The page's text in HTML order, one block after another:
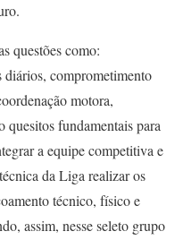
questões como:
diários, comprometimento
motora,
quesitos fundamentais para
a equipe competitiva e
da Liga realizar os
técnico, físico e
assim, nesse seleto grupo